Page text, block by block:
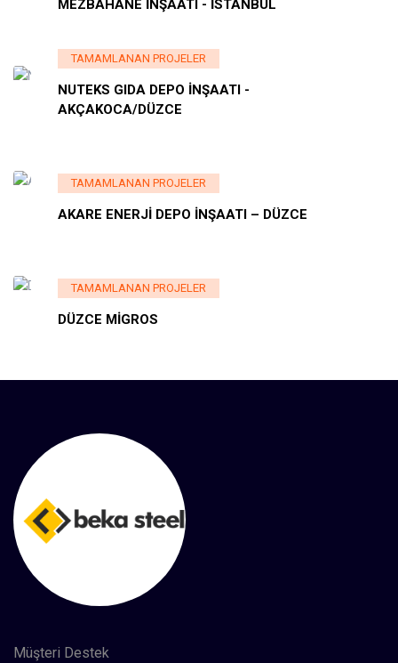
MEZBAHANE İNŞAATI - İSTANBUL
TAMAMLANAN PROJELER
NUTEKS GIDA DEPO İNŞAATI -
AKÇAKOCA/DÜZCE
TAMAMLANAN PROJELER
AKARE ENERJİ DEPO İNŞAATI – DÜZCE
TAMAMLANAN PROJELER
DÜZCE MİGROS
Müşteri Destek